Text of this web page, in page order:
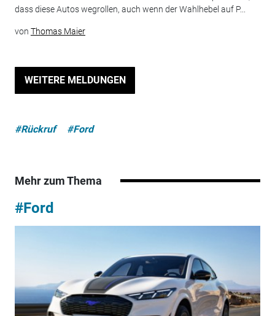
dass diese Autos wegrollen, auch wenn der Wahlhebel auf P...
von Thomas Maier
WEITERE MELDUNGEN
#Rückruf #Ford
Mehr zum Thema
#Ford